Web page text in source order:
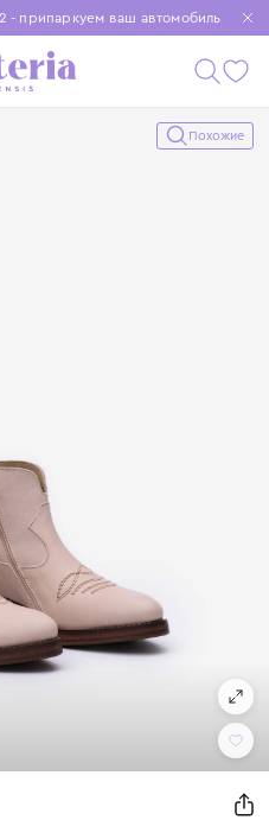
- припаркуем ваш автомобиль
заказе от 15 000 ₽
покупки были еще удобнее
Похожие